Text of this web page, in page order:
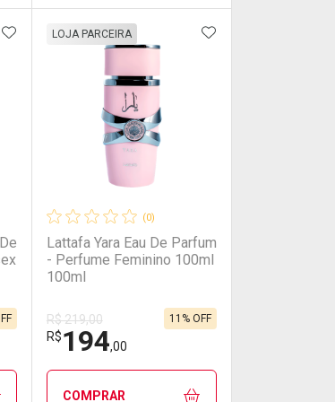
FECHAR
FECHAR
Laboratório
Ativar Desconto
Comprar sem Desconto
Por Menos
Comprar sem Desconto
ADICIONAR AOS FAVORITOS
(0)
Lattafa Yara Eau De Parfum
- Perfume Feminino 100ml
100ml
LOJA PARCEIRA
R$ 219,00
R$194,00
11% OFF
ADICIONAR AOS
COMPRAR